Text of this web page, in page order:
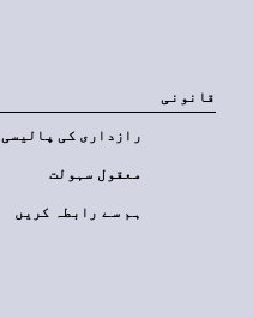
قانونی
رازداری کی پالیسی
معقول سہولت
ہم سے رابطہ کریں